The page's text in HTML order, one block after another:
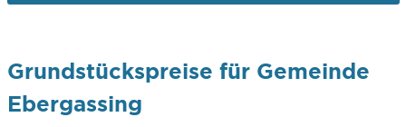
Grundstückspreise für Gemeinde
Ebergassing